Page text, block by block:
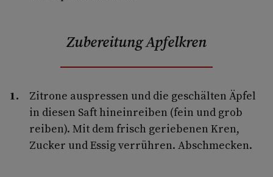
Zubereitung Apfelkren
Zitrone auspressen und die geschälten Äpfel
in diesen Saft hineinreiben (fein und grob
reiben). Mit dem frisch geriebenen Kren,
Zucker und Essig verrühren. Abschmecken.